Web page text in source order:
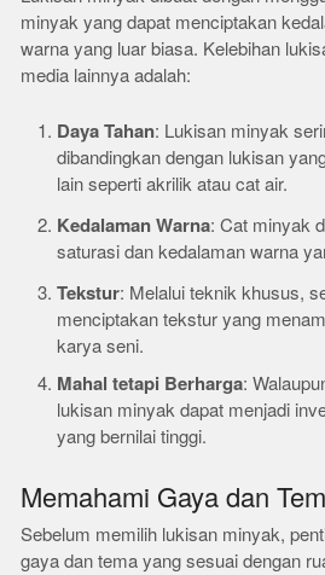
minyak yang dapat menciptakan
warna yang luar biasa. Kelebihan
media lainnya adalah:
Daya Tahan: Lukisan minyak
dibandingkan dengan lukisan
lain seperti akrilik atau cat air.
Kedalaman Warna: Cat minyak
saturasi dan kedalaman warna
Tekstur: Melalui teknik khusus,
menciptakan tekstur yang
karya seni.
Mahal tetapi Berharga:
lukisan minyak dapat menjadi
yang bernilai tinggi.
Memahami Gaya dan
Sebelum memilih lukisan minyak,
gaya dan tema yang sesuai dengan